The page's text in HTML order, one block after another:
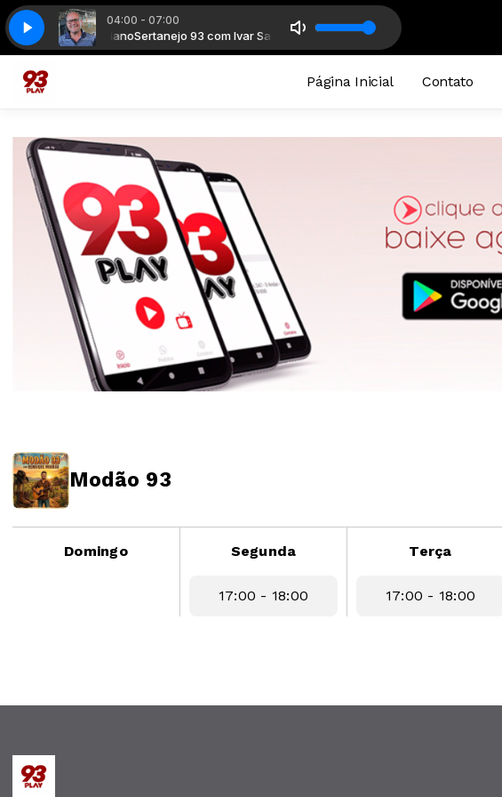
04:00 - 07:00
93 com Ivar SalvianoSertanejo 93 com Ivar Salviano
93 Play 93 Play
Página Inicial Contato
Modão 93
Domingo Segunda
17:00 - 18:00
Terça
17:00 - 18:00